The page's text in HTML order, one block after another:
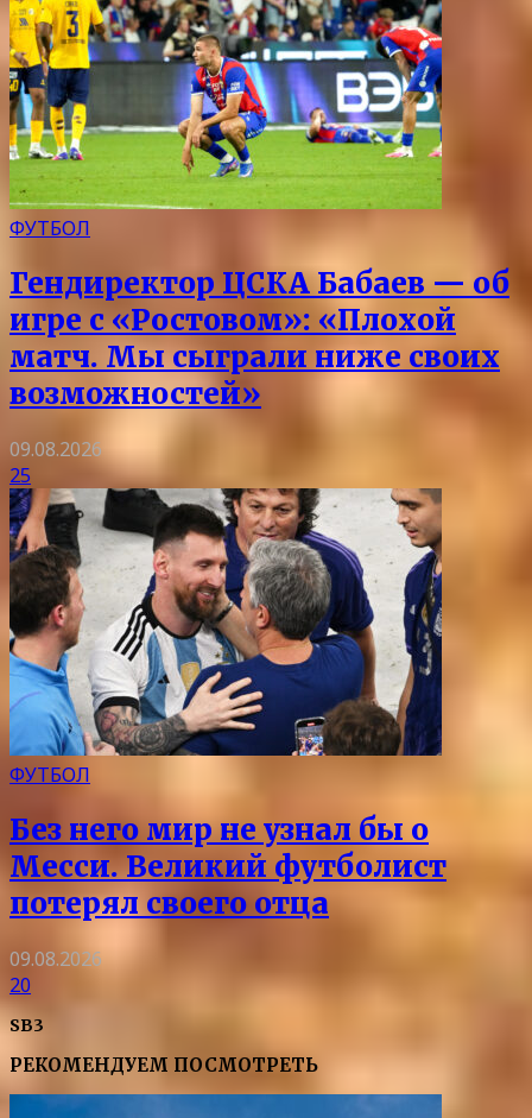
ФУТБОЛ
Гендиректор ЦСКА Бабаев — об
игре с «Ростовом»: «Плохой
матч. Мы сыграли ниже своих
возможностей»
09.08.2026
25
ФУТБОЛ
Без него мир не узнал бы о
Месси. Великий футболист
потерял своего отца
09.08.2026
20
SB3
РЕКОМЕНДУЕМ ПОСМОТРЕТЬ